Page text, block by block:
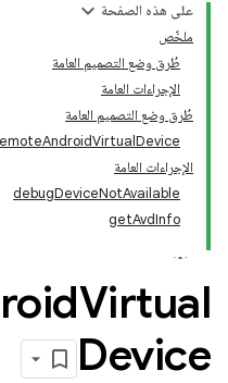
على هذه الصفحة
ملخّص
طُرق وضع التصميم العامة
الإجراءات العامة
طُرق وضع التصميم العامة
الإجراءات العامة
debugDeviceNotAvailable
getAvdInfo
Virtual
Device